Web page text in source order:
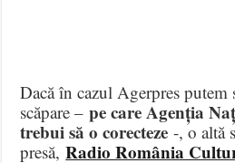
Dacă în cazul Agerpres putem
scăpare –pe care Agenția
trebui să o corecteze -, o altă
presă,Radio România